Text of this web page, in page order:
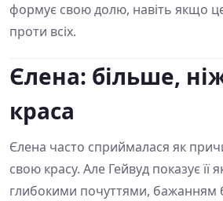
формує свою долю, навіть якщо
проти всіх.
Єлена: більше,
краса
Єлена часто сприймалася як
свою красу. Але Гейвуд показує її
глибокими почуттями, бажанням